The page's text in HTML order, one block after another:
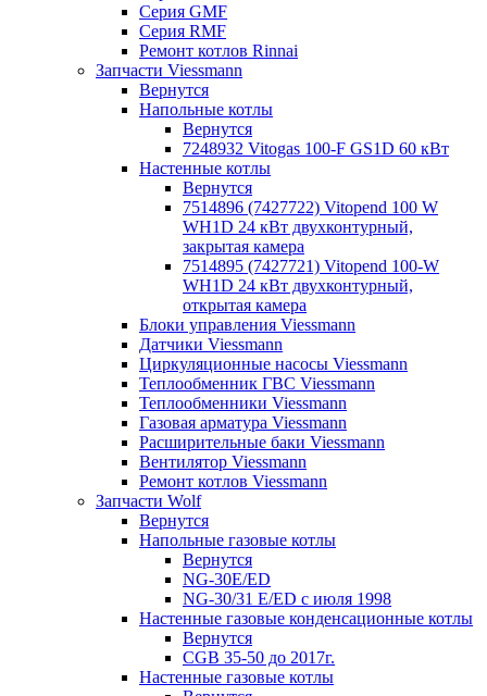
Серия GMF
Серия RMF
Ремонт котлов Rinnai
Запчасти Viessmann
Вернутся
Напольные котлы
Вернутся
7248932 Vitogas 100-F GS1D 60 кВт
Настенные котлы
Вернутся
7514896 (7427722) Vitopend 100 W
WH1D 24 кВт двухконтурный,
закрытая камера
7514895 (7427721) Vitopend 100-W
WH1D 24 кВт двухконтурный,
открытая камера
Блоки управления Viessmann
Датчики Viessmann
Циркуляционные насосы Viessmann
Теплообменник ГВС Viessmann
Теплообменники Viessmann
Газовая арматура Viessmann
Расширительные баки Viessmann
Вентилятор Viessmann
Ремонт котлов Viessmann
Запчасти Wolf
Вернутся
Напольные газовые котлы
Вернутся
NG-30E/ED
NG-30/31 E/ED с июля 1998
Настенные газовые конденсационные котлы
Вернутся
CGB 35-50 до 2017г.
Настенные газовые котлы